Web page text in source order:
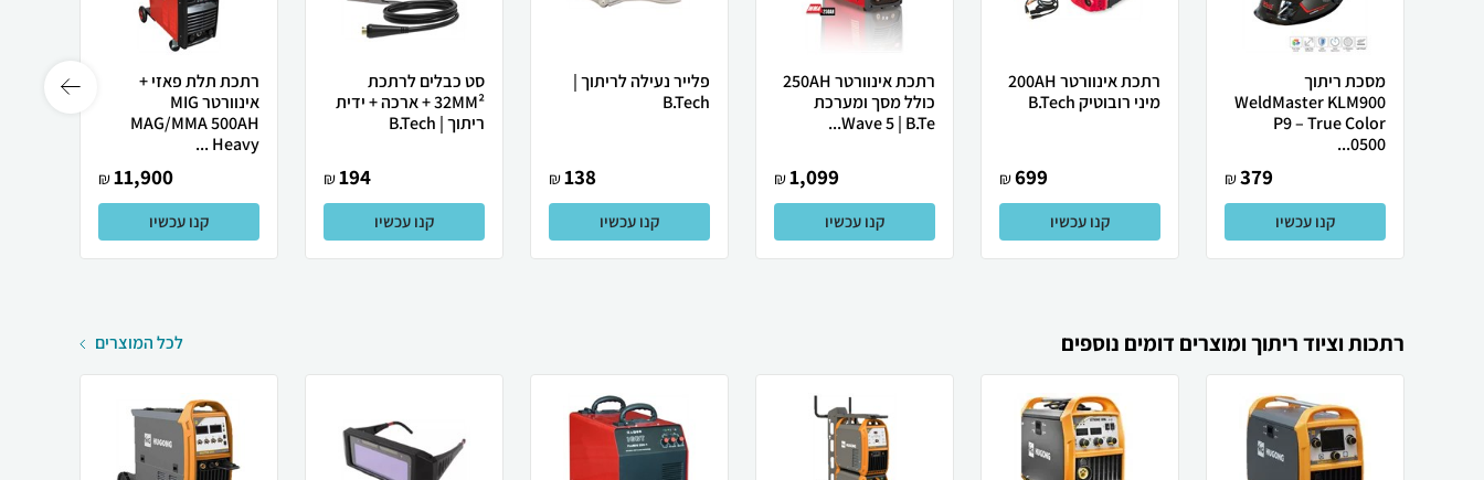
מסכת ריתוך
WeldMaster KLM900
P9 – True Color
0500...
379
₪
קנו עכשיו
רתכת אינוורטר 200AH
מיני רובוטיק B.Tech
699
₪
קנו עכשיו
רתכת אינוורטר 250AH
כולל מסך ומערכת
Wave 5 | B.Te...
1,099
₪
קנו עכשיו
פלייר נעילה לריתוך |
B.Tech
138
₪
קנו עכשיו
סט כבלים לרתכת
32MM² + ארכה + ידית
ריתוך | B.Tech
194
₪
קנו עכשיו
רתכת תלת פאזי +
אינוורטר MIG
MAG/MMA 500AH
Heavy ...
11,900
₪
קנו עכשיו
רתכות וציוד ריתוך ומוצרים דומים נוספים לכל המוצרים